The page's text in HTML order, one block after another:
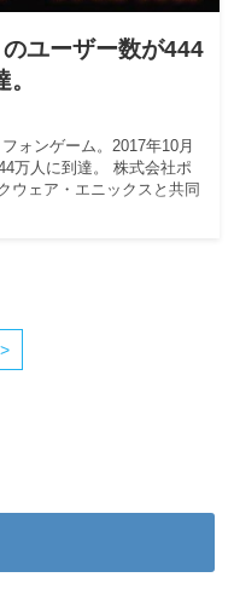
ユーザー数が444
ォンゲーム。2017年10月
万人に到達。 株式会社ポ
ウェア・エニックスと共同
>